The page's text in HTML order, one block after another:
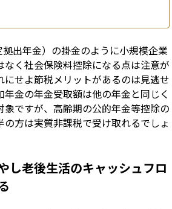
出年金）の掛金のように小規模企業
なく社会保険料控除になる点は注意が
にせよ節税メリットがあるのは見逃せ
年金の年金受取額は他の年金と同じく
象ですが、高齢期の公的年金等控除の
方は実質非課税で受け取れるでしょ
し老後生活のキャッシュフロ